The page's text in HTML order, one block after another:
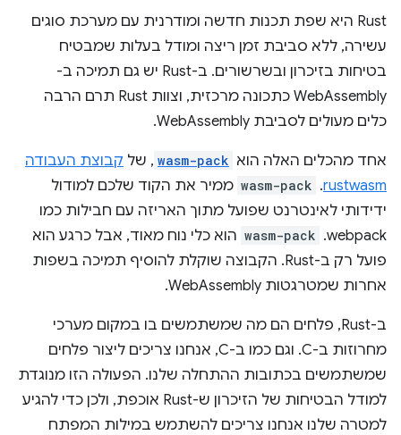
Rust היא שפת תכנות חדשה ומודרנית עם מערכת סוגים
עשירה, ללא סביבת זמן ריצה ומודל בעלות שמבטיח
בטיחות בזיכרון ובשרשורים. ב-Rust יש גם תמיכה ב-
WebAssembly כתכונה מרכזית, וצוות Rust תרם הרבה
כלים מעולים לסביבת WebAssembly.
אחד מהכלים האלה הוא wasm-pack , של קבוצת העבודה
rustwasm
.
wasm-pack ממיר את הקוד שלכם למודול
ידידותי לאינטרנט שפועל מתוך האריזה עם חבילות כמו
webpack.
wasm-pack הוא כלי נוח מאוד, אבל כרגע הוא
פועל רק ב-Rust. הקבוצה שוקלת להוסיף תמיכה בשפות
אחרות שמטרגטות WebAssembly.
ב-Rust, פלחים הם מה שמשתמשים בו במקום מערכי
מחרוזות ב-C. וגם כמו ב-C, אנחנו צריכים ליצור פלחים
שמשתמשים בכתובות ההתחלה שלנו. הפעולה הזו מנוגדת
למודל הבטיחות של הזיכרון ש-Rust אוכפת, ולכן כדי להגיע
למטרה שלנו אנחנו צריכים להשתמש במילות המפתח